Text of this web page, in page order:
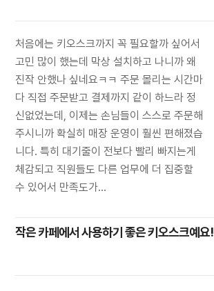
처음에는 키오스크까지 꼭 필요할까 싶어서
고민 많이 했는데 막상 설치하고 나니까 왜
진작 안했나 싶네요ㅋㅋ 주문 몰리는 시간마
다 직접 주문받고 결제까지 같이 하느라 정
신없었는데, 이제는 손님들이 스스로 주문해
주시니까 확실히 매장 운영이 훨씬 편해졌습
니다. 특히 대기줄이 전보다 빨리 빠지는게
체감되고 직원들도 다른 업무에 더 집중할
수 있어서 만족도가...
작은 카페에서 사용하기 좋은 키오스크예요!